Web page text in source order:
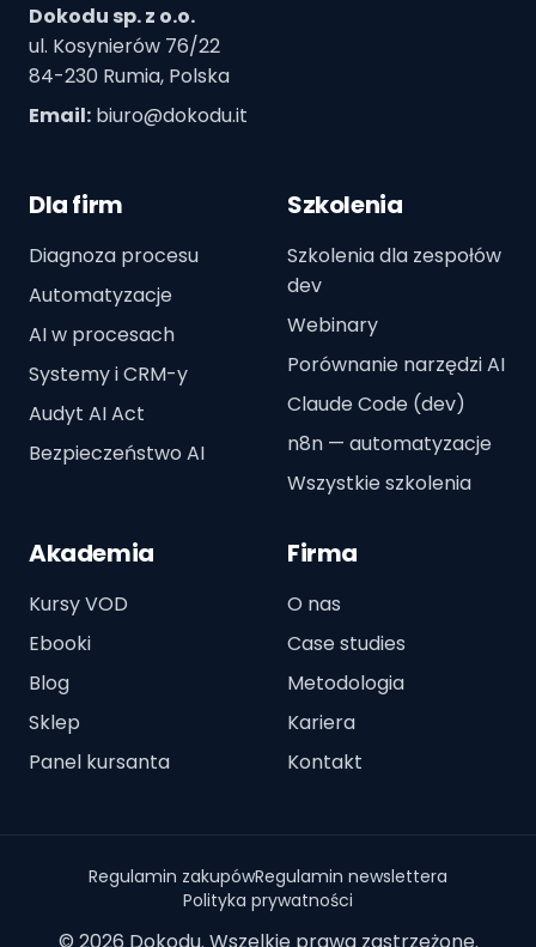
Dokodu sp. z o.o.
ul. Kosynierów 76/22
84-230 Rumia, Polska
Email: biuro@dokodu.it
Dla firm
Diagnoza procesu
Automatyzacje
AI w procesach
Systemy i CRM-y
Audyt AI Act
Bezpieczeństwo AI
Szkolenia
Szkolenia dla zespołów
dev
Webinary
Porównanie narzędzi AI
Claude Code (dev)
n8n — automatyzacje
Wszystkie szkolenia
Akademia
Kursy VOD
Ebooki
Blog
Sklep
Panel kursanta
Firma
O nas
Case studies
Metodologia
Kariera
Kontakt
Regulamin zakupówRegulamin newslettera
Polityka prywatności
© 2026 Dokodu. Wszelkie prawa zastrzeżone.